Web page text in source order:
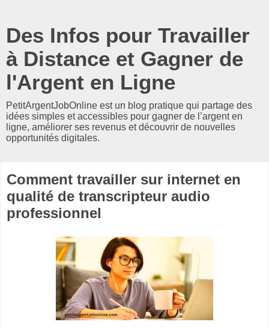
Des Infos pour Travailler
à Distance et Gagner de
l'Argent en Ligne
PetitArgentJobOnline est un blog pratique qui partage des
idées simples et accessibles pour gagner de l’argent en
ligne, améliorer ses revenus et découvrir de nouvelles
opportunités digitales.
Comment travailler sur internet en
qualité de transcripteur audio
professionnel